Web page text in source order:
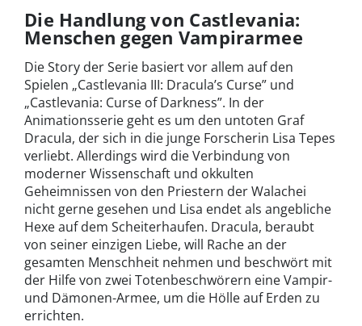
Die Handlung von Castlevania:
Menschen gegen Vampirarmee
Die Story der Serie basiert vor allem auf den
Spielen „Castlevania III: Dracula’s Curse” und
„Castlevania: Curse of Darkness”. In der
Animationsserie geht es um den untoten Graf
Dracula, der sich in die junge Forscherin Lisa Tepes
verliebt. Allerdings wird die Verbindung von
moderner Wissenschaft und okkulten
Geheimnissen von den Priestern der Walachei
nicht gerne gesehen und Lisa endet als angebliche
Hexe auf dem Scheiterhaufen. Dracula, beraubt
von seiner einzigen Liebe, will Rache an der
gesamten Menschheit nehmen und beschwört mit
der Hilfe von zwei Totenbeschwörern eine Vampir-
und Dämonen-Armee, um die Hölle auf Erden zu
errichten.